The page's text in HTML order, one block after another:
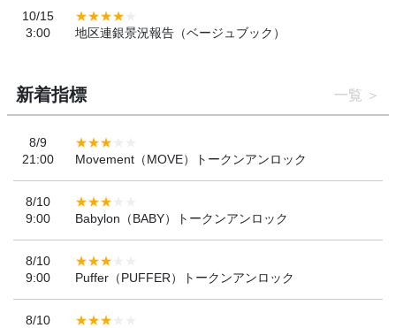
10/15
3:00
地区連銀景況報告（ベージュブック）
新着指標 一覧
8/9
21:00
Movement（MOVE）トークンアンロック
8/10
9:00
Babylon（BABY）トークンアンロック
8/10
9:00
Puffer（PUFFER）トークンアンロック
8/10